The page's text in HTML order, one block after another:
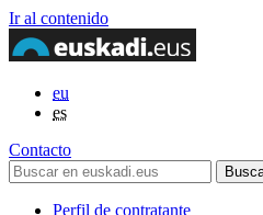
Ir al contenido
eu
es
Contacto
Perfil de contratante